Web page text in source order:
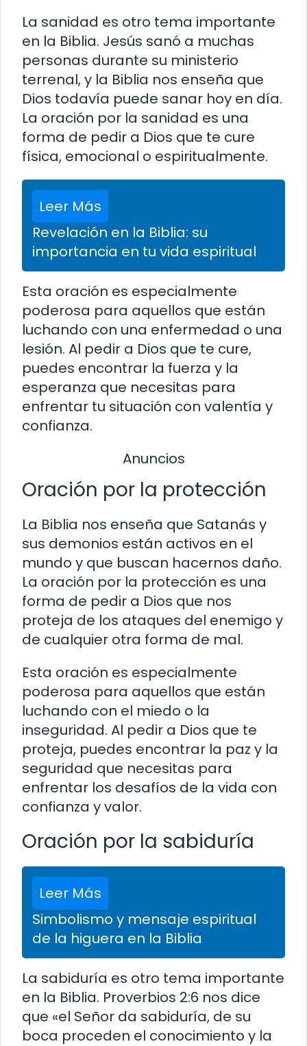
La sanidad es otro tema importante
en la Biblia. Jesús sanó a muchas
personas durante su ministerio
terrenal, y la Biblia nos enseña que
Dios todavía puede sanar hoy en día.
La oración por la sanidad es una
forma de pedir a Dios que te cure
física, emocional o espiritualmente.
Leer Más
Revelación en la Biblia: su
importancia en tu vida espiritual
Esta oración es especialmente
poderosa para aquellos que están
luchando con una enfermedad o una
lesión. Al pedir a Dios que te cure,
puedes encontrar la fuerza y la
esperanza que necesitas para
enfrentar tu situación con valentía y
confianza.
Anuncios
Oración por la protección
La Biblia nos enseña que Satanás y
sus demonios están activos en el
mundo y que buscan hacernos daño.
La oración por la protección es una
forma de pedir a Dios que nos
proteja de los ataques del enemigo y
de cualquier otra forma de mal.
Esta oración es especialmente
poderosa para aquellos que están
luchando con el miedo o la
inseguridad. Al pedir a Dios que te
proteja, puedes encontrar la paz y la
seguridad que necesitas para
enfrentar los desafíos de la vida con
confianza y valor.
Oración por la sabiduría
Leer Más
Simbolismo y mensaje espiritual
de la higuera en la Biblia
La sabiduría es otro tema importante
en la Biblia. Proverbios 2:6 nos dice
que «el Señor da sabiduría, de su
boca proceden el conocimiento y la